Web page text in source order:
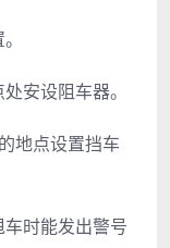
安设阻车器。
地点设置挡车
时能发出警号